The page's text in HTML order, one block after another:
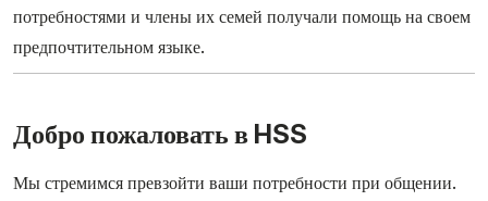
потребностями и члены их семей получали помощь на своем
предпочтительном языке.
Добро пожаловать в HSS
Мы стремимся превзойти ваши потребности при общении.